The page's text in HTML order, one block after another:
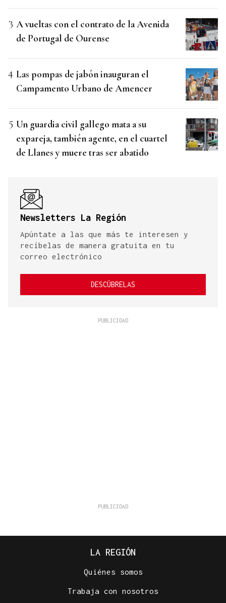
A vueltas con el contrato de la Avenida
de Portugal de Ourense
Las pompas de jabón inauguran el
Campamento Urbano de Amencer
Un guardia civil gallego mata a su
expareja, también agente, en el cuartel
de Llanes y muere tras ser abatido
Newsletters La Región
Apúntate a las que más te interesen y
recíbelas de manera gratuita en tu
correo electrónico
DESCÚBRELAS
LA REGIÓN
Quiénes somos
Trabaja con nosotros